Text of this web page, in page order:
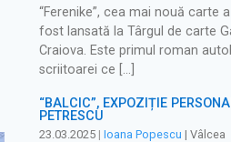
“Ferenike”, cea mai nouă carte
fost lansată la Târgul de carte
Craiova. Este primul roman
scriitoarei ce […]
“BALCIC”, EXPOZIȚIE
PETRESCU
23.03.2025 | Ioana Popescu | Vâlcea